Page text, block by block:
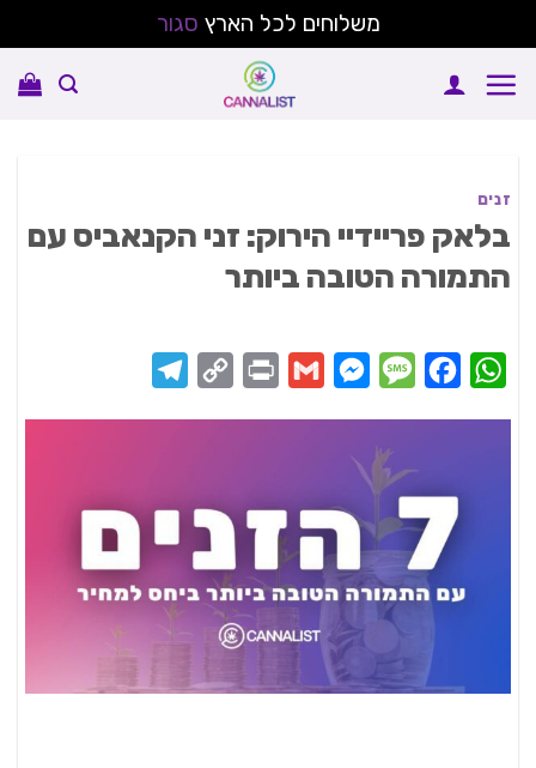
משלוחים לכל הארץ סגור
to
זנים
בלאק פריידיי הירוק: זני הקנאביס עם
התמורה הטובה ביותר
WhatsApp
Facebook
Message
Messenger
Gmail
Print
Copy